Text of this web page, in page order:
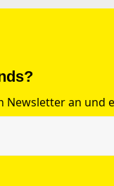
an und